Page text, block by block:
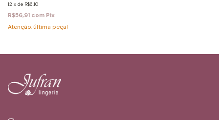
12 x de R$6,10
R$56,91 com Pix
Atenção, última peça!